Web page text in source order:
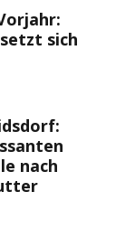
sich
nach